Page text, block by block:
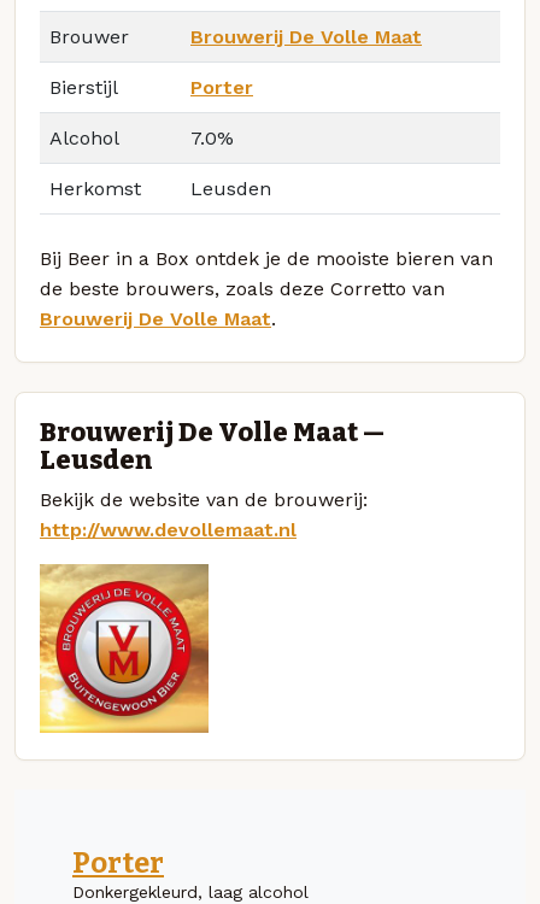
Brouwer Brouwerij De Volle Maat
Bierstijl Porter
Alcohol 7.0%
Herkomst Leusden
Bij Beer in a Box ontdek je de mooiste bieren van
de beste brouwers, zoals deze Corretto van
Brouwerij De Volle Maat.
Brouwerij De Volle Maat —
Leusden
Bekijk de website van de brouwerij:
http://www.devollemaat.nl
Porter
Donkergekleurd, laag alcohol